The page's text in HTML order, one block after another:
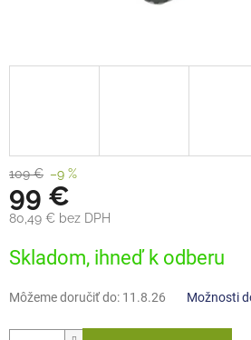
109 € –9 %
99 €
80,49 € bez DPH
cena:
Skladom, ihneď k odberu
Môžeme doručiť do: 11.8.26 Možnosti